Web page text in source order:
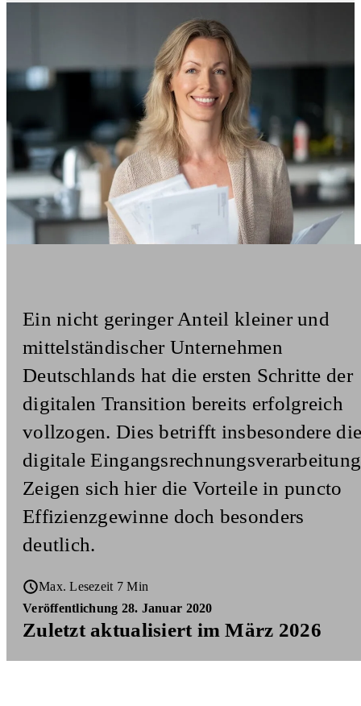
Ein nicht geringer Anteil kleiner und
mittelständischer Unternehmen
Deutschlands hat die ersten Schritte der
digitalen Transition bereits erfolgreich
vollzogen. Dies betrifft insbesondere
digitale
Zeigen sich hier die Vorteile in puncto
Effizienzgewinne doch besonders
deutlich.
Max. Lesezeit 7 Min
Veröffentlichung 28. Januar 2020
Zuletzt aktualisiert im März 2026